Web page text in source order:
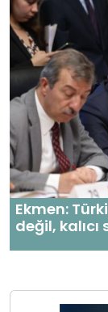
Ekmen:
değil, kalıcı